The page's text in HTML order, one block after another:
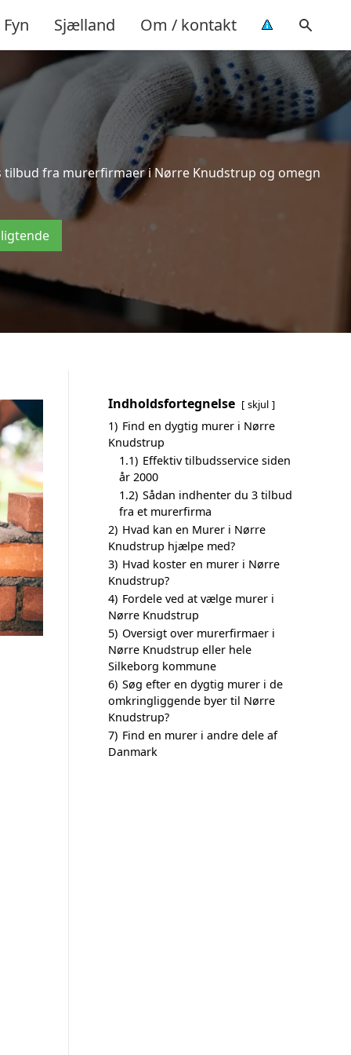
Fyn Sjælland Om / kontakt
fra murerfirmaer i Nørre Knudstrup og omegn
Indholdsfortegnelse skjul
1) Find en dygtig murer i Nørre
Knudstrup
1.1) Effektiv tilbudsservice siden
år 2000
1.2) Sådan indhenter du 3 tilbud
fra et murerfirma
2) Hvad kan en Murer i Nørre
Knudstrup hjælpe med?
3) Hvad koster en murer i Nørre
Knudstrup?
4) Fordele ved at vælge murer i
Nørre Knudstrup
5) Oversigt over murerfirmaer i
Nørre Knudstrup eller hele
Silkeborg kommune
6) Søg efter en dygtig murer i de
omkringliggende byer til Nørre
Knudstrup?
7) Find en murer i andre dele af
Danmark